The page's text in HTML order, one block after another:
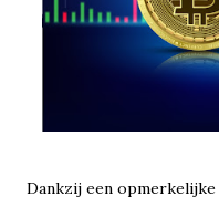
Dankzij een